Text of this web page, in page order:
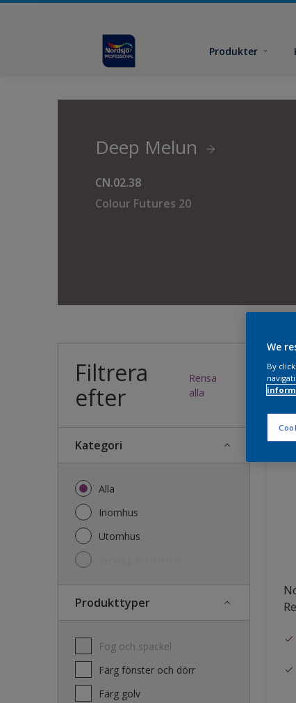
Produkter
Deep Melun
CN.02.38
Colour Futures 20
Filtrera
efter
Rensa
alla
Kategori
Alla
Inomhus
Utomhus
Produkttyper
Fog och spackel
Färg fönster och dörr
Färg golv
36
We
By